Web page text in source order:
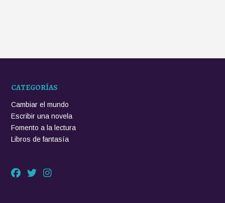
CATEGORÍAS
Cambiar el mundo
Escribir una novela
Fomento a la lectura
Libros de fantasía